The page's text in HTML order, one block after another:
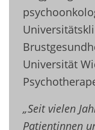
Universität
„Seit vielen
Patientinnen